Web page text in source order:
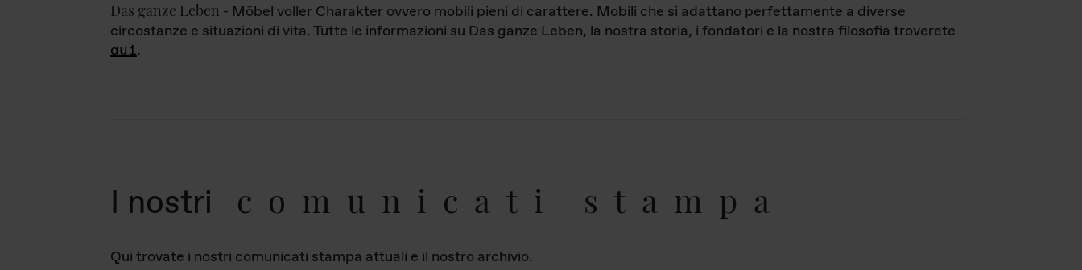
Das ganze Leben - Möbel voller Charakter ovvero mobili pieni di carattere. Mobili che si adattano perfettamente a diverse
circostanze e situazioni di vita. Tutte le informazioni su Das ganze Leben, la nostra storia, i fondatori e la nostra filosofia troverete
qui.
I nostri comunicati stampa
Qui trovate i nostri comunicati stampa attuali e il nostro archivio.